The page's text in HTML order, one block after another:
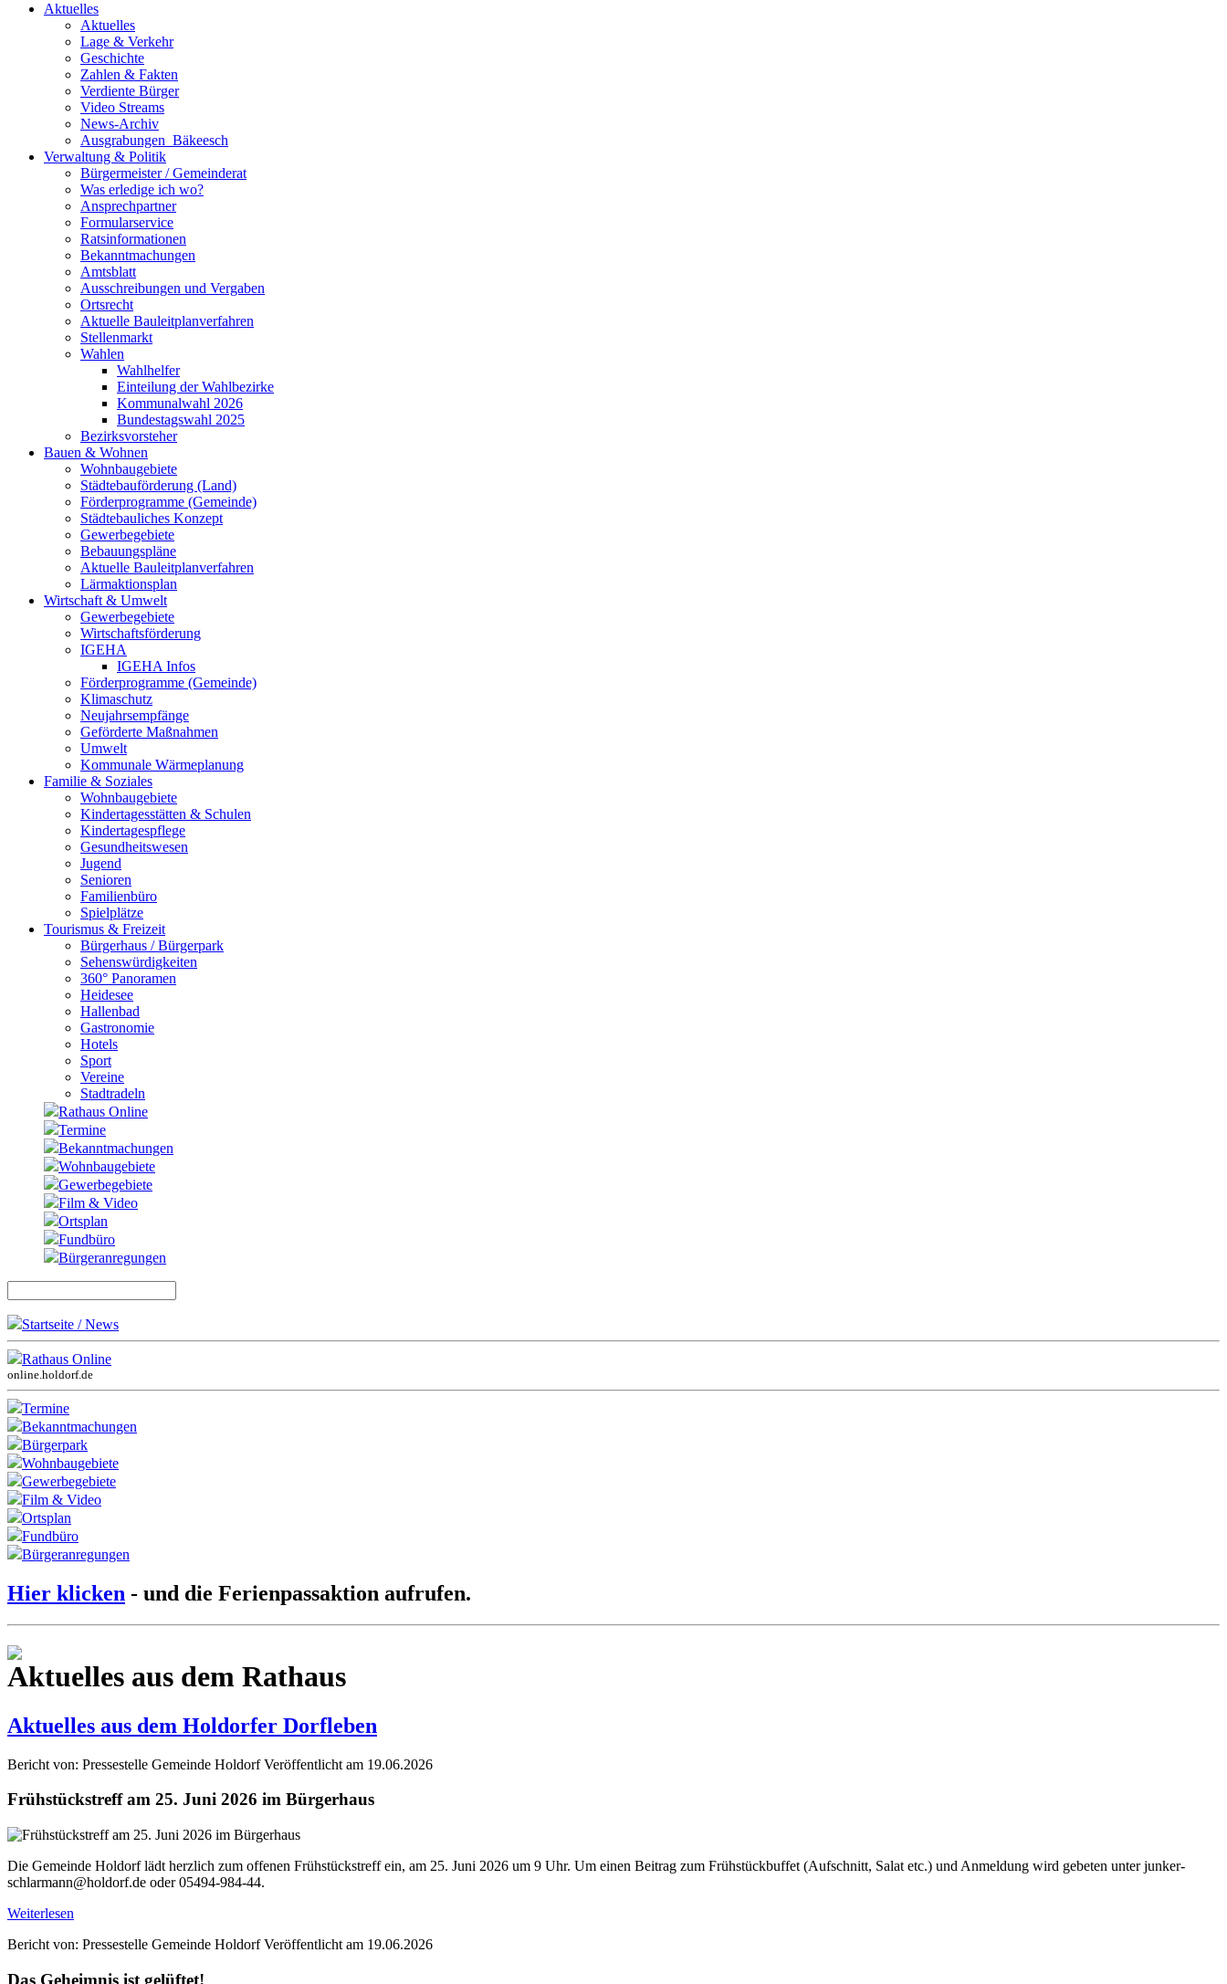
Aktuelles
Aktuelles
Lage & Verkehr
Geschichte
Zahlen & Fakten
Verdiente Bürger
Video Streams
News-Archiv
Ausgrabungen_Bäkeesch
Verwaltung & Politik
Bürgermeister / Gemeinderat
Was erledige ich wo?
Ansprechpartner
Formularservice
Ratsinformationen
Bekanntmachungen
Amtsblatt
Ausschreibungen und Vergaben
Ortsrecht
Aktuelle Bauleitplanverfahren
Stellenmarkt
Wahlen
Wahlhelfer
Einteilung der Wahlbezirke
Kommunalwahl 2026
Bundestagswahl 2025
Bezirksvorsteher
Bauen & Wohnen
Wohnbaugebiete
Städtebauförderung (Land)
Förderprogramme (Gemeinde)
Städtebauliches Konzept
Gewerbegebiete
Bebauungspläne
Aktuelle Bauleitplanverfahren
Lärmaktionsplan
Wirtschaft & Umwelt
Gewerbegebiete
Wirtschaftsförderung
IGEHA
IGEHA Infos
Förderprogramme (Gemeinde)
Klimaschutz
Neujahrsempfänge
Geförderte Maßnahmen
Umwelt
Kommunale Wärmeplanung
Familie & Soziales
Wohnbaugebiete
Kindertagesstätten & Schulen
Kindertagespflege
Gesundheitswesen
Jugend
Senioren
Familienbüro
Spielplätze
Tourismus & Freizeit
Bürgerhaus / Bürgerpark
Sehenswürdigkeiten
360° Panoramen
Heidesee
Hallenbad
Gastronomie
Hotels
Sport
Vereine
Stadtradeln
Rathaus Online
Termine
Bekanntmachungen
Wohnbaugebiete
Gewerbegebiete
Film & Video
Ortsplan
Fundbüro
Bürgeranregungen
Startseite / News
Rathaus Online
online.holdorf.de
Termine
Bekanntmachungen
Bürgerpark
Wohnbaugebiete
Gewerbegebiete
Film & Video
Ortsplan
Fundbüro
Bürgeranregungen
Hier klicken - und die Ferienpassaktion aufrufen.
Aktuelles aus dem Rathaus
Aktuelles aus dem Holdorfer Dorfleben
Bericht von: Pressestelle Gemeinde Holdorf Veröffentlicht am 19.06.2026
Frühstückstreff am 25. Juni 2026 im Bürgerhaus
Die Gemeinde Holdorf lädt herzlich zum offenen Frühstückstreff ein, am 25. Juni 2026 um 9 Uhr. Um einen Beitrag zum Frühstückbuffet (Aufschnitt, Salat etc.) und Anmeldung wird gebeten unter junker-
schlarmann@holdorf.de oder 05494-984-44.
Weiterlesen
Bericht von: Pressestelle Gemeinde Holdorf Veröffentlicht am 19.06.2026
Das Geheimnis ist gelüftet!